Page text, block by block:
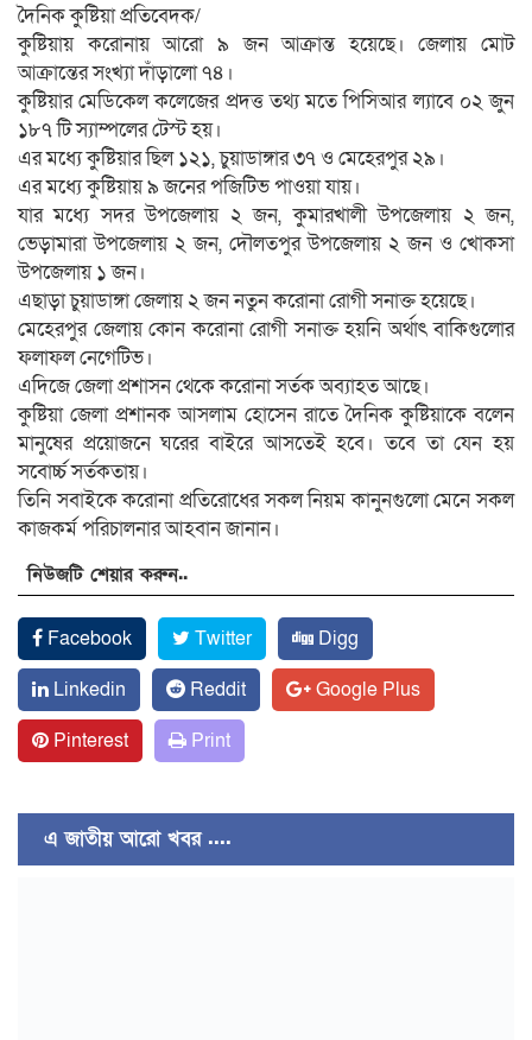
দৈনিক কুষ্টিয়া প্রতিবেদক/
কুষ্টিয়ায় করোনায় আরো ৯ জন আক্রান্ত হয়েছে। জেলায় মোট
আক্রান্তের সংখ্যা দাঁড়ালো ৭৪।
কুষ্টিয়ার মেডিকেল কলেজের প্রদত্ত তথ্য মতে পিসিআর ল্যাবে ০২ জুন
১৮৭ টি স্যাম্পলের টেস্ট হয়।
এর মধ্যে কুষ্টিয়ার ছিল ১২১, চুয়াডাঙ্গার ৩৭ ও মেহেরপুর ২৯।
এর মধ্যে কুষ্টিয়ায় ৯ জনের পজিটিভ পাওয়া যায়।
যার মধ্যে সদর উপজেলায় ২ জন, কুমারখালী উপজেলায় ২ জন,
ভেড়ামারা উপজেলায় ২ জন, দৌলতপুর উপজেলায় ২ জন ও খোকসা
উপজেলায় ১ জন।
এছাড়া চুয়াডাঙ্গা জেলায় ২ জন নতুন করোনা রোগী সনাক্ত হয়েছে।
মেহেরপুর জেলায় কোন করোনা রোগী সনাক্ত হয়নি অর্থাৎ বাকিগুলোর
ফলাফল নেগেটিভ।
এদিজে জেলা প্রশাসন থেকে করোনা সর্তক অব্যাহত আছে।
কুষ্টিয়া জেলা প্রশানক আসলাম হোসেন রাতে দৈনিক কুষ্টিয়াকে বলেন
মানুষের প্রয়োজনে ঘরের বাইরে আসতেই হবে। তবে তা যেন হয়
সবোর্চ্চ সর্তকতায়।
তিনি সবাইকে করোনা প্রতিরোধের সকল নিয়ম কানুনগুলো মেনে সকল
কাজকর্ম পরিচালনার আহবান জানান।
নিউজটি শেয়ার করুন..
Facebook Twitter
Digg
Linkedin
Reddit
Google Plus
Pinterest
Print
এ জাতীয় আরো খবর ....